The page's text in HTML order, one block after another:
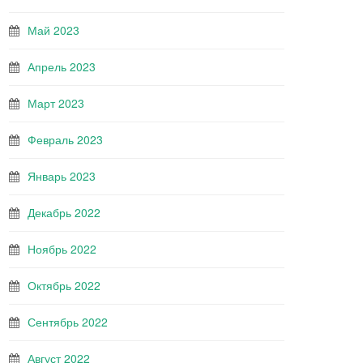
Май 2023
Апрель 2023
Март 2023
Февраль 2023
Январь 2023
Декабрь 2022
Ноябрь 2022
Октябрь 2022
Сентябрь 2022
Август 2022